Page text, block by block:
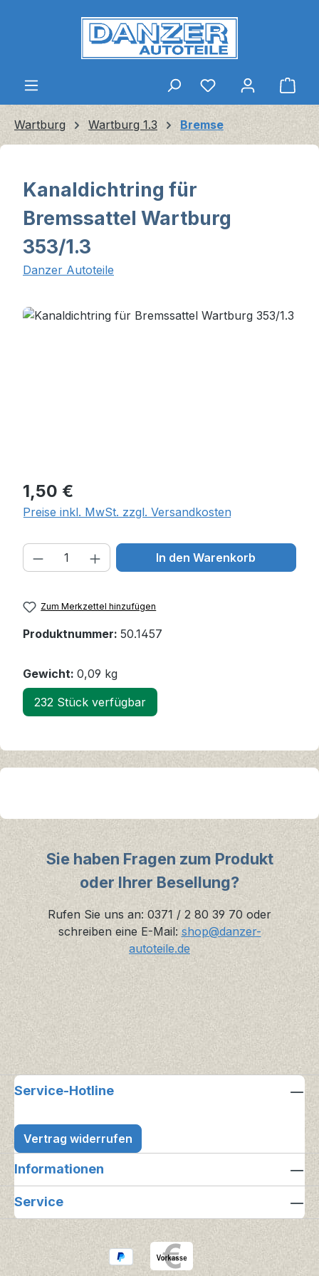
Zum Hauptinhalt springen
Wartburg Wartburg 1.3 Bremse
Kanaldichtring für
Bremssattel Wartburg
353/1.3
Danzer Autoteile
Bildergalerie überspringen
Regulärer Preis:
1,50 €
Preise inkl. MwSt. zzgl. Versandkosten
Produkt Anzahl: Gib den
In den Warenkorb
Zum Merkzettel hinzufügen
Produktnummer: 50.1457
Gewicht: 0,09 kg
232 Stück verfügbar
Sie haben Fragen zum Produkt
oder Ihrer Besellung?
Rufen Sie uns an: 0371 / 2 80 39 70 oder
schreiben eine E-Mail: shop@danzer-
autoteile.de
Service-Hotline
Vertrag widerrufen
Informationen
Service